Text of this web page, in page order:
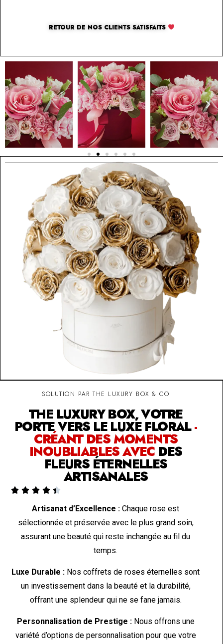
RETOUR DE NOS CLIENTS SATISFAITS
SOLUTION PAR THE LUXURY BOX & CO
THE LUXURY BOX, VOTRE
PORTE VERS LE LUXE FLORAL-
CRÉANT DES MOMENTS
INOUBLIABLES AVEC DES
FLEURS ÉTERNELLES
ARTISANALES
    
Artisanat d’Excellence : Chaque rose est
sélectionnée et préservée avec le plus grand soin,
assurant une beauté qui reste inchangée au fil du
temps.
Luxe Durable : Nos coffrets de roses éternelles sont
un investissement dans la beauté et la durabilité,
offrant une splendeur qui ne se fane jamais.
Personnalisation de Prestige :Nous offrons une
variété d’options de personnalisation pour que votre